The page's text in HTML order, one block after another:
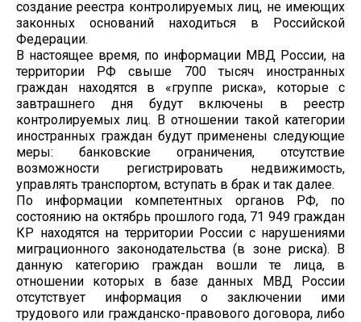
создание реестра контролируемых лиц, не имеющих
законных оснований находиться в Российской
Федерации.
В настоящее время, по информации МВД России, на
территории РФ свыше 700 тысяч иностранных
граждан находятся в «группе риска», которые с
завтрашнего дня будут включены в реестр
контролируемых лиц. В отношении такой категории
иностранных граждан будут применены следующие
меры: банковские ограничения, отсутствие
возможности регистрировать недвижимость,
управлять транспортом, вступать в брак и так далее.
По информации компетентных органов РФ, по
состоянию на октябрь прошлого года, 71 949 граждан
КР находятся на территории России с нарушениями
миграционного законодательства (в зоне риска). В
данную категорию граждан вошли те лица, в
отношении которых в базе данных МВД России
отсутствует информация о заключении ими
трудового или гражданско-правового договора, либо